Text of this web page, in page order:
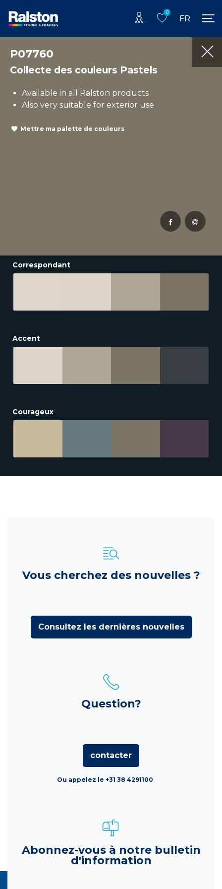
0
FR
P07760
Collecte des couleurs Pastels
Available in all Ralston products
Also very suitable for exterior use
Mettre ma palette de couleurs
Correspondant
Accent
Courageux
Vous cherchez des nouvelles ?
Consultez les dernières nouvelles
Question?
contacter
Ou appelez le +31 38 4291100
Abonnez-vous à notre bulletin
d'information